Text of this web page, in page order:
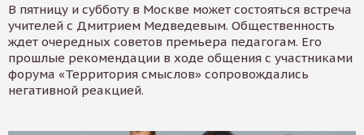
В пятницу и субботу в Москве может состояться встреча
учителей с Дмитрием Медведевым. Общественность
ждет очередных советов премьера педагогам. Его
прошлые рекомендации в ходе общения с участниками
форума «Территория смыслов» сопровождались
негативной реакцией.